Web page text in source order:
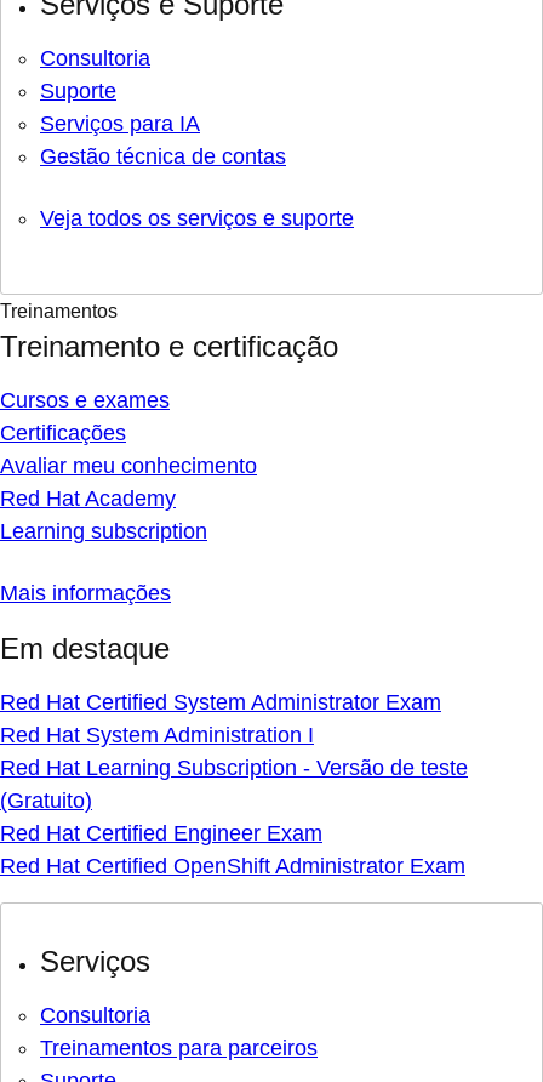
Consultoria
Suporte
Serviços para IA
Gestão técnica de contas
Veja todos os serviços e suporte
Treinamentos
Treinamento e certificação
Cursos e exames
Certificações
Avaliar meu conhecimento
Red Hat Academy
Learning subscription
Mais informações
Em destaque
Red Hat Certified System Administrator Exam
Red Hat System Administration I
Red Hat Learning Subscription - Versão de teste
(Gratuito)
Red Hat Certified Engineer Exam
Red Hat Certified OpenShift Administrator Exam
Serviços
Consultoria
Treinamentos para parceiros